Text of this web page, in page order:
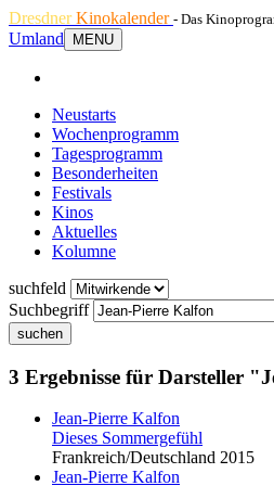
DresdnerKinokalender - Das
Umland
MENU
Neustarts
Wochenprogramm
Tagesprogramm
Besonderheiten
Festivals
Kinos
Aktuelles
Kolumne
suchfeld
Suchbegriff
suchen
3 Ergebnisse für Darsteller
Jean-Pierre Kalfon
Dieses Sommergefühl
Frankreich/Deutschland 2015
Jean-Pierre Kalfon